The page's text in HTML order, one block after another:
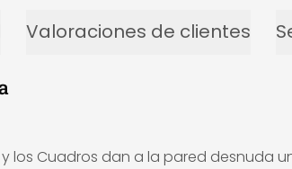
Valoraciones de clientes
los Cuadros dan a la pared desnuda